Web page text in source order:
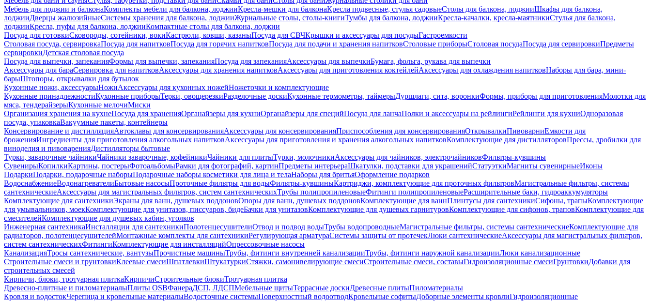
Мебель для лоджии и балконаКомплекты мебели для балкона, лоджииКресла-мешки для балконаКресла подвесные, стулья садовыеСтолы для балкона, лоджииШкафы для балкона,
лоджииДверцы жалюзийныеСистемы хранения для балкона, лоджииЖурнальные столы, столы-книгиТумбы для балкона, лоджииКресла-качалки, кресла-маятникиСтулья для балкона,
лоджииКресла, пуфы для балкона, лоджииКомпактные столы для балкона, лоджии
Посуда для готовкиСковороды, сотейники, вокиКастрюли, ковши, казаныПосуда для СВЧКрышки и аксессуары для посудыГастроемкости
Столовая посуда, сервировкаПосуда для напитковПосуда для горячих напитковПосуда для подачи и хранения напитковСтоловые приборыСтоловая посудаПосуда для сервировкиПредметы
сервировкиДетская столовая посуда
Посуда для выпечки, запеканияФормы для выпечки, запеканияПосуда для запеканияАксессуары для выпечкиБумага, фольга, рукава для выпечки
Аксессуары для бараСервировка для напитковАксессуары для хранения напитковАксессуары для приготовления коктейлейАксессуары для охлаждения напитковНаборы для бара, мини-
барыШтопоры, открывалки для бутылок
Кухонные ножи, аксессуарыНожиАксессуары для кухонных ножейНожеточки и комплектующие
Кухонные принадлежностиКухонные приборыТерки, овощерезкиРазделочные доскиКухонные термометры, таймерыДуршлаги, сита, воронкиФормы, приборы для приготовленияМолотки для
мяса, тендерайзерыКухонные мелочиМиски
Организация хранения на кухнеПосуда для храненияОрганайзеры для кухниОрганайзеры для специйПосуда для ланчаПолки и аксессуары на рейлингиРейлинги для кухниОдноразовая
посуда, упаковкаВакуумные пакеты, контейнеры
Консервирование и дистилляцияАвтоклавы для консервированияАксессуары для консервированияПриспособления для консервированияОткрывалкиПивоварниЕмкости для
броженияИнгредиенты для приготовления алкогольных напитковАксессуары для приготовления и хранения алкогольных напитковКомплектующие для дистилляторовПрессы, дробилки для
виноделия и пивоваренияДистилляторы бытовые
Турки, заварочные чайникиЧайники заварочные, кофейникиЧайники для плитыТурки, молочникиАксессуары для чайников, электрочайниковФильтры-кувшины
СувенирыКопилкиКартины, постерыФотоальбомыРамки для фотографий, картинПредметы интерьераШкатулки, подставки для украшенийСтатуэткиМагниты сувенирныеИконы
ПодаркиПодарки, подарочные наборыПодарочные наборы косметики для лица и телаНаборы для бритьяОформление подарков
ВодоснабжениеВодонагревателиБытовые насосыПроточные фильтры для водыФильтры-кувшиныКартриджи, комплектующие для проточных фильтровМагистральные фильтры, системы
сантехническиеАксессуары для магистральных фильтров, систем сантехническихТрубы полипропиленовыеФитинги полипропиленовыеРасширительные баки, гидроаккумуляторы
Комплектующие для сантехникиЭкраны для ванн, душевых поддоновОпоры для ванн, душевых поддоновКомплектующие для ваннПлинтусы для сантехникиСифоны, трапыКомплектующие
для умывальников, моекКомплектующие для унитазов, писсуаров, бидеБачки для унитазовКомплектующие для душевых гарнитуровКомплектующие для сифонов, траповКомплектующие для
смесителейКомплектующие для душевых кабин, уголков
Инженерная сантехникаИнсталляции для сантехникиПолотенцесушителиОтвод и подвод водыТрубы водопроводныеМагистральные фильтры, системы сантехническиеКомплектующие для
радиаторов, полотенцесушителейМонтажные комплекты для сантехникиРегулирующая арматураСистемы защиты от протечекЛюки сантехническиеАксессуары для магистральных фильтров,
систем сантехническихФитингиКомплектующие для инсталляцийОпрессовочные насосы
КанализацияТросы сантехнические, вантузыПрочистные машиныТрубы, фитинги внутренней канализацииТрубы, фитинги наружной канализацииЛюки канализационные
Строительные смеси и грунтовкиКлеевые смесиШпатлевкиШтукатуркиСтяжки, самонивелирующие смесиСтроительные смеси, составыГидроизоляционные смесиГрунтовкиДобавки для
строительных смесей
Кирпичи, блоки, тротуарная плиткаКирпичиСтроительные блокиТротуарная плитка
Древесно-плитные и пиломатериалыПлиты OSBФанераДСП, ЛДСПМебельные щитыТеррасные доскиДревесные плитыПиломатериалы
Кровля и водостокЧерепица и кровельные материалыВодосточные системыПоверхностный водоотводКровельные софитыДоборные элементы кровлиГидроизоляционные